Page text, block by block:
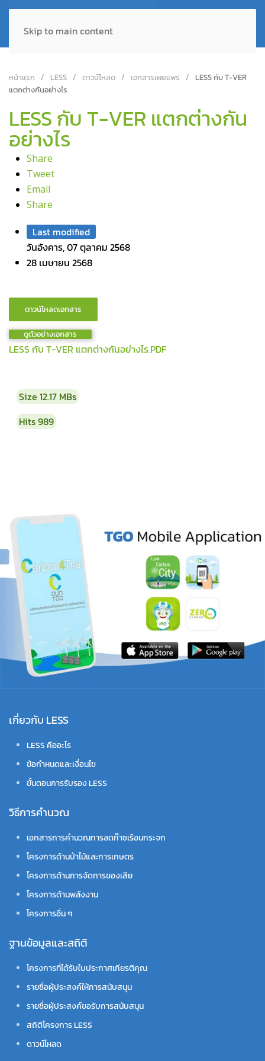
Skip to main content
หน้าแรก LESS ดาวน์โหลด เอกสารเผยแพร่
LESS กับ T-VER
แตกต่างกันอย่างไร
LESS กับ T-VER แตกต่างกัน
อย่างไร
Share
Tweet
Email
Share
Last modified
วันอังคาร, 07 ตุลาคม 2568
28 เมษายน 2568
ดูตัวอย่างเอกสาร
LESS กับ T-VER แตกต่างกันอย่างไร.PDF
Size 12.17 MBs
Hits989
เกี่ยวกับ LESS
LESS คืออะไร
ข้อกำหนดและเงื่อนไข
ขั้นตอนการรับรอง LESS
วิธีการคำนวณ
เอกสารการคำนวณการลดก๊าซเรือนกระจก
โครงการด้านป่าไม้และการเกษตร
โครงการด้านการจัดการของเสีย
โครงการด้านพลังงาน
โครงการอื่น ๆ
ฐานข้อมูลและสถิติ
โครงการที่ได้รับใบประกาศเกียรติคุณ
รายชื่อผู้ประสงค์ให้การสนับสนุน
รายชื่อผู้ประสงค์ขอรับการสนับสนุน
สถิติโครงการ LESS
ดาวน์โหลด